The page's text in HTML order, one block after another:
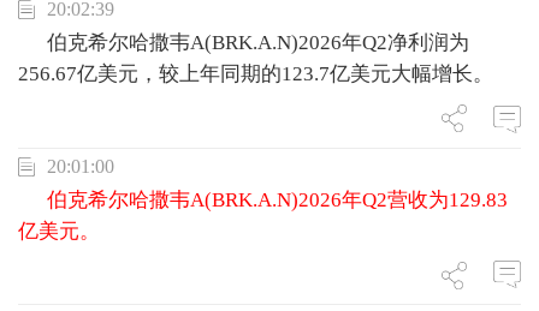
20:02:39
伯克希尔哈撒韦A(BRK.A.N)2026年Q2净利润为
256.67亿美元，较上年同期的123.7亿美元大幅增长。
20:01:00
伯克希尔哈撒韦A(BRK.A.N)2026年Q2营收为129.83
亿美元。